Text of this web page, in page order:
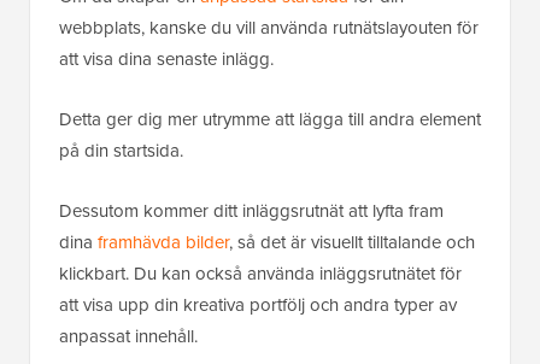
webbplats, kanske du vill använda rutnätslayouten för
att visa dina senaste inlägg.
Detta ger dig mer utrymme att lägga till andra element
på din startsida.
Dessutom kommer ditt inläggsrutnät att lyfta fram
dina framhävda bilder, så det är visuellt tilltalande och
klickbart. Du kan också använda inläggsrutnätet för
att visa upp din kreativa portfölj och andra typer av
anpassat innehåll.